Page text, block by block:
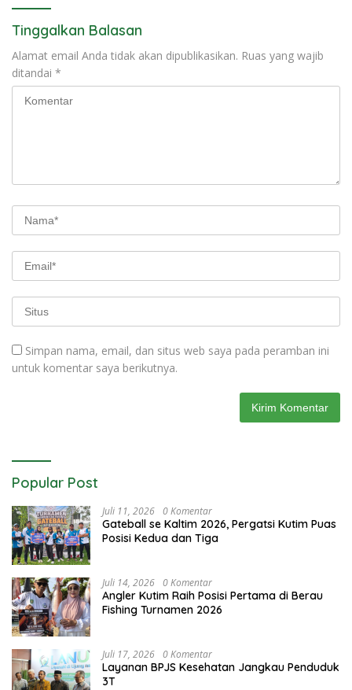
Tinggalkan Balasan
Alamat email Anda tidak akan dipublikasikan. Ruas yang wajib
ditandai *
Simpan nama, email, dan situs web saya pada peramban ini
untuk komentar saya berikutnya.
Popular Post
Juli 11, 2026 0 Komentar
Gateball se Kaltim 2026, Pergatsi Kutim Puas
Posisi Kedua dan Tiga
Juli 14, 2026 0 Komentar
Angler Kutim Raih Posisi Pertama di Berau
Fishing Turnamen 2026
Juli 17, 2026 0 Komentar
Layanan BPJS Kesehatan Jangkau Penduduk
3T